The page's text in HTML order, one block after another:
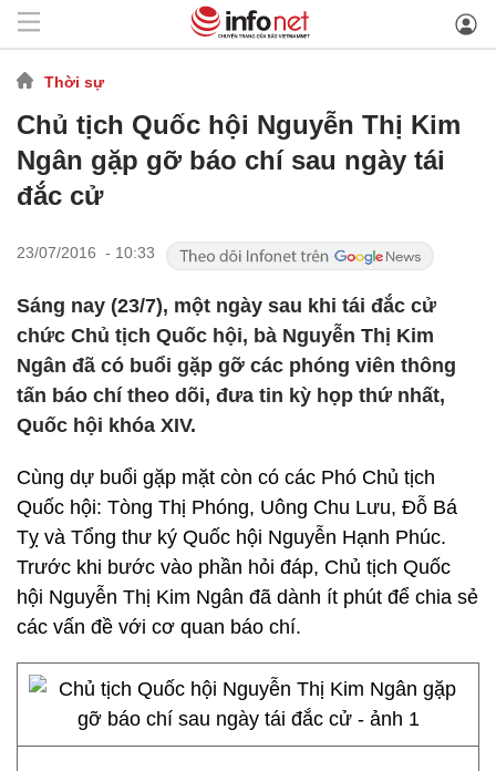
Thời sự
Chủ tịch Quốc hội Nguyễn Thị Kim
Ngân gặp gỡ báo chí sau ngày tái
đắc cử
23/07/2016 - 10:33
Sáng nay (23/7), một ngày sau khi tái đắc cử
chức Chủ tịch Quốc hội, bà Nguyễn Thị Kim
Ngân đã có buổi gặp gỡ các phóng viên thông
tấn báo chí theo dõi, đưa tin kỳ họp thứ nhất,
Quốc hội khóa XIV.
Cùng dự buổi gặp mặt còn có các Phó Chủ tịch
Quốc hội: Tòng Thị Phóng, Uông Chu Lưu, Đỗ Bá
Tỵ và Tổng thư ký Quốc hội Nguyễn Hạnh Phúc.
Trước khi bước vào phần hỏi đáp, Chủ tịch Quốc
hội Nguyễn Thị Kim Ngân đã dành ít phút để chia sẻ
các vấn đề với cơ quan báo chí.